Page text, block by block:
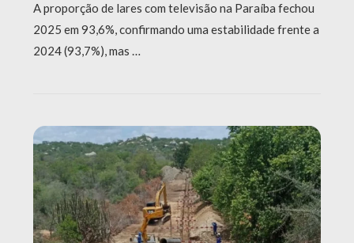
A proporção de lares com televisão na Paraíba fechou
2025 em 93,6%, confirmando uma estabilidade frente a
2024 (93,7%), mas …